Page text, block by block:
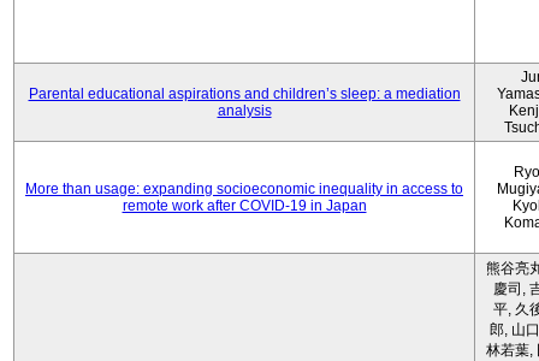
Parental educational aspirations and children’s sleep: a mediation
analysis
More than usage: expanding socioeconomic inequality in access to
remote work after COVID-19 in Japan
熊谷亮
慶司,
平, 久
郎, 山
林若葉,